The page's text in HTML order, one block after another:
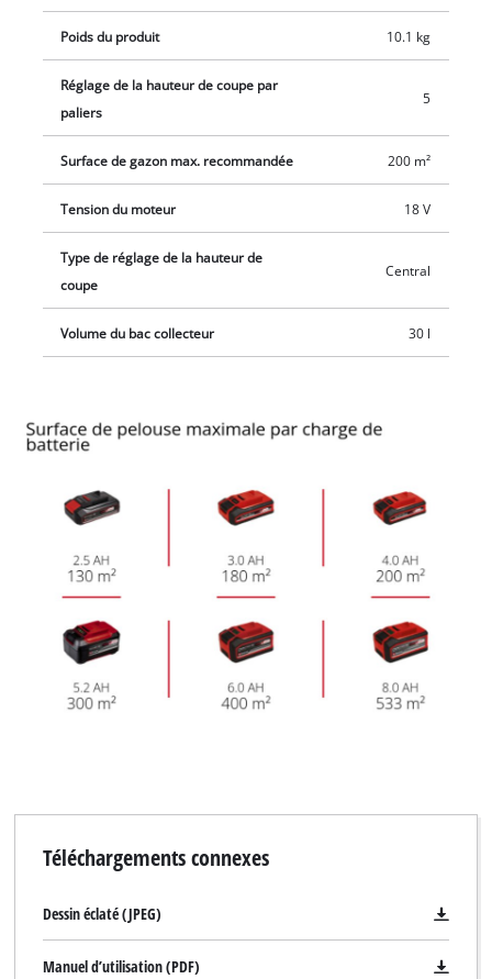
Nous avons besoin de ton accord pour
Poids du produit 10.1 kg
Réglage de la hauteur de coupe par
paliers
5
Surface de gazon max. recommandée 200 m²
Tension du moteur 18 V
Type de réglage de la hauteur de
coupe
Central
Volume du bac collecteur 30 l
Téléchargements connexes
Dessin éclaté (JPEG)
Manuel d’utilisation (PDF)